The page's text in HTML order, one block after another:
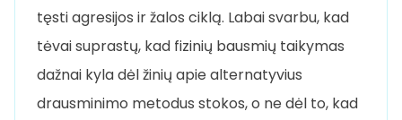
tęsti agresijos ir žalos ciklą. Labai svarbu, kad
tėvai suprastų, kad fizinių bausmių taikymas
dažnai kyla dėl žinių apie alternatyvius
drausminimo metodus stokos, o ne dėl to, kad